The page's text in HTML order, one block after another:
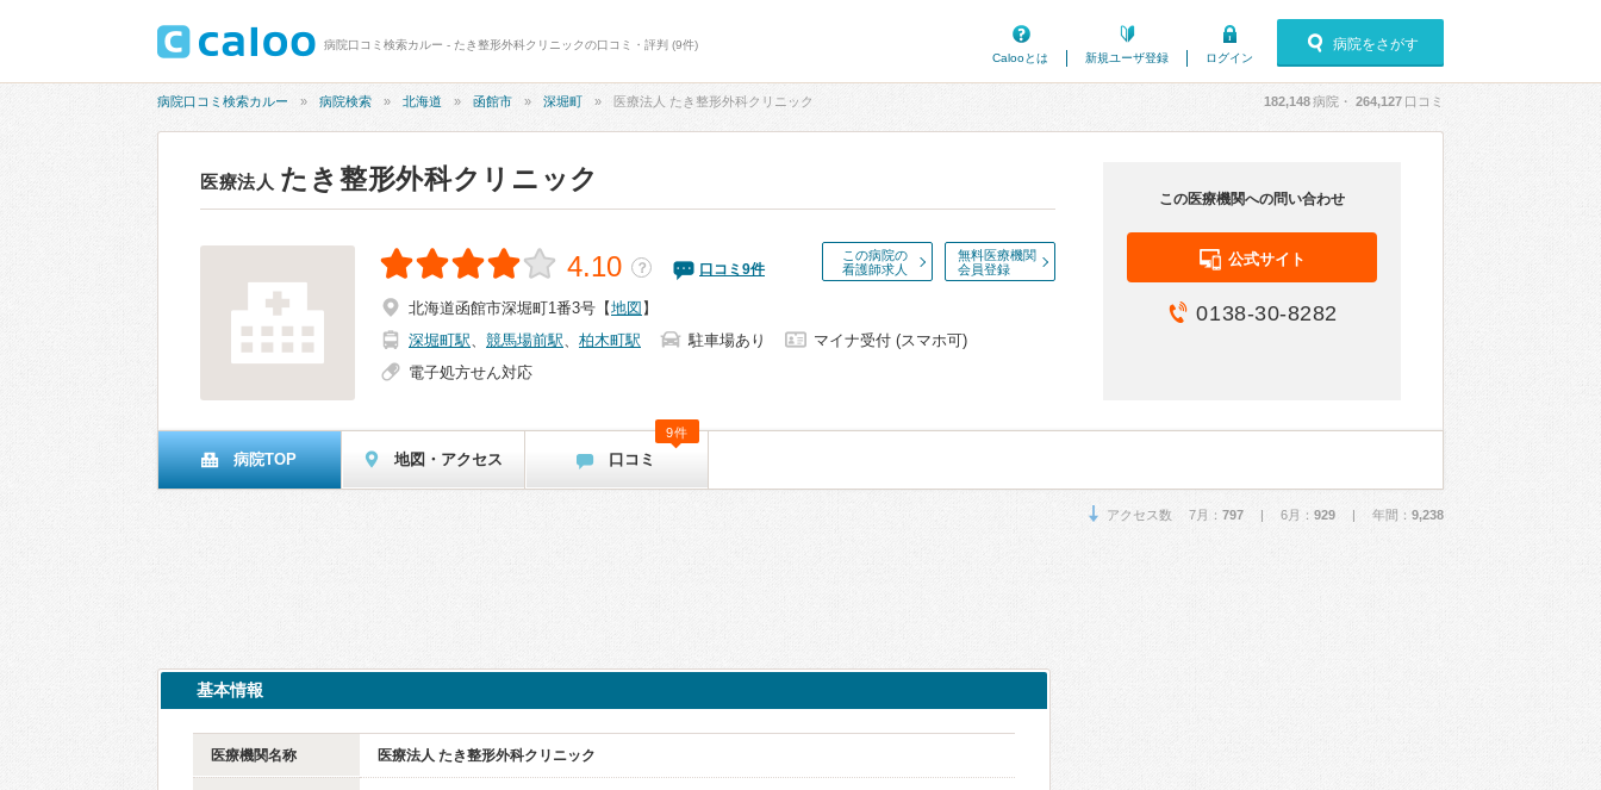
病院口コミ検索カルー - たき整形外科クリニックの口コミ・評判 (9件)
Calooとは
新規ユーザ登録 ログイン
病院をさがす
病院口コミ検索カルー 病院検索 北海道 函館市 深堀町 医療法人 たき整形外科クリニック 182,148病院・ 264,127 口コミ
医療法人 たき整形外科クリニック
この病院の
看護師求人
無料医療機関
会員登録
4.10 ？ 口コミ 9件
北海道函館市深堀町1番3号 【地図 】
深堀町駅、 競馬場前駅、 柏木町駅 駐車場あり
マイナ受付 (スマホ可)
電子処方せん対応
この医療機関への問い合わせ
公式サイト
0138-30-8282
病院TOP 地図・アクセス 口コミ
9件
アクセス数 7月： 797 | 6月： 929 | 年間： 9,238
基本情報
医療機関名称 医療法人 たき整形外科クリニック